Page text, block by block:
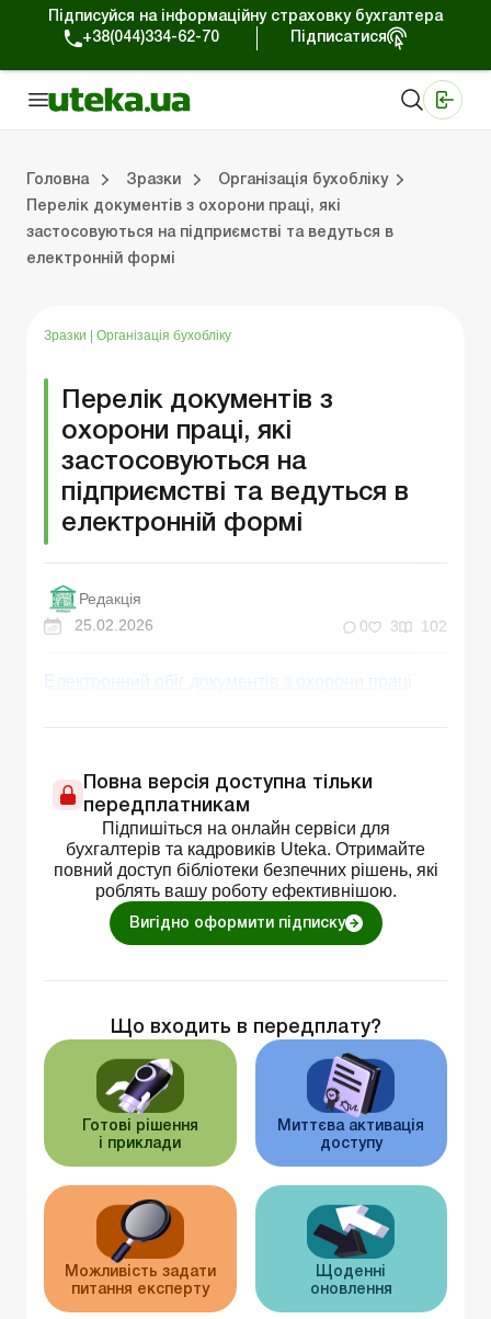
Підписуйся на інформаційну страховку бухгалтера
+38(044)334-62-70
Підписатися
Головна Зразки
Організація бухобліку
Перелік документів з охорони праці, які
застосовуються на підприємстві та ведуться в
електронній формі
Зразки Організація бухобліку
Перелік документів з
охорони праці, які
застосовуються на
підприємстві та ведуться в
електронній формі
Редакція
25.02.2026
0 3 102
Електронний обіг документів з охорони праці
Повна версія доступна тільки
передплатникам
Підпишіться на онлайн сервіси для
бухгалтерів та кадровиків Uteka. Отримайте
повний доступ бібліотеки безпечних рішень, які
роблять вашу роботу ефективнішою.
Вигідно оформити підписку
Що входить в передплату?
Готові рішення
і приклади
Миттєва активація
доступу
Можливість задати
питання експерту
Щоденні
оновлення